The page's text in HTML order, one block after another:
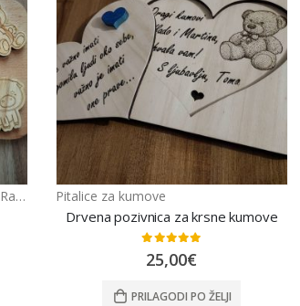
Razno Pitalice za kumove
Drvena pozivnica za krsne kumove
0out of 5
25,00€
PRILAGODI PO ŽELJI